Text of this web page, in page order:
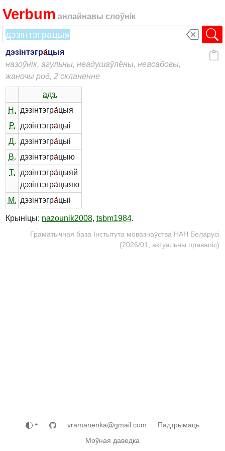
Verbum анлайнавы слоўнік
дэзінтэгра́цыя
назоўнік, агульны, неадушаўлёны, неасабовы,
жаночы род, 2 скланенне
адз.
Н. дэзінтэгра́цыя
Р.
дэзінтэгра́цыі
Д. дэзінтэгра́цыі
В. дэзінтэгра́цыю
Т.
дэзінтэгра́цыяй
дэзінтэгра́цыяю
М. дэзінтэгра́цыі
Крыніцы: nazounik2008, tsbm1984.
Граматычная база Інстытута мовазнаўства НАН Беларусі
(2026/01, актуальны правапіс)
vramanenka@gmail.com
Падтрымаць
Моўная даведка